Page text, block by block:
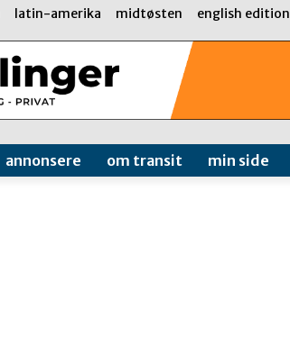
latin-amerika midtøsten english edition
annonsere om transit min side